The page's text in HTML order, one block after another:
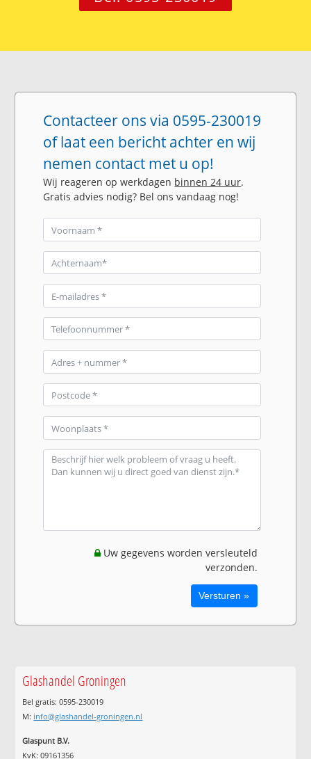
Contacteer ons via 0595-230019
of laat een bericht achter en wij
nemen contact met u op!
Wij reageren op werkdagen binnen 24 uur.
Gratis advies nodig? Bel ons vandaag nog!
Uw gegevens worden versleuteld
verzonden.
Glashandel Groningen
Bel gratis: 0595-230019
M: info@glashandel-groningen.nl
Glaspunt B.V.
KvK: 09161356